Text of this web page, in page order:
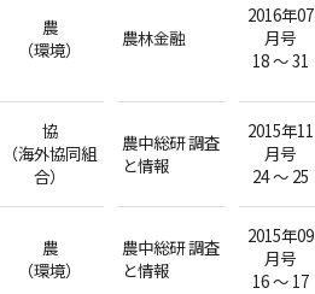
農
（環境）
農林金融
2016年07
月号
18 ～ 31
協
（海外協同組
合）
農中総研 調査
と情報
2015年11
月号
24 ～ 25
農
（環境）
農中総研 調査
と情報
2015年09
月号
16 ～ 17